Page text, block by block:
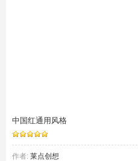
中国红通用风格
作者: 莱点创想